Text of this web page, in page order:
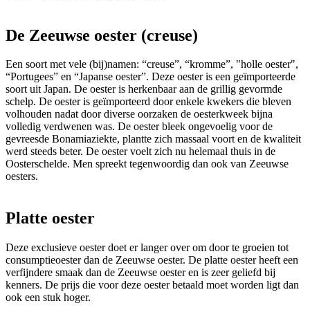
De Zeeuwse oester (creuse)
Een soort met vele (bij)namen: “creuse”, “kromme”, "holle oester",
“Portugees” en “Japanse oester”. Deze oester is een geïmporteerde
soort uit Japan. De oester is herkenbaar aan de grillig gevormde
schelp. De oester is geïmporteerd door enkele kwekers die bleven
volhouden nadat door diverse oorzaken de oesterkweek bijna
volledig verdwenen was. De oester bleek ongevoelig voor de
gevreesde Bonamiaziekte, plantte zich massaal voort en de kwaliteit
werd steeds beter. De oester voelt zich nu helemaal thuis in de
Oosterschelde. Men spreekt tegenwoordig dan ook van Zeeuwse
oesters.
Platte oester
Deze exclusieve oester doet er langer over om door te groeien tot
consumptieoester dan de Zeeuwse oester. De platte oester heeft een
verfijndere smaak dan de Zeeuwse oester en is zeer geliefd bij
kenners. De prijs die voor deze oester betaald moet worden ligt dan
ook een stuk hoger.